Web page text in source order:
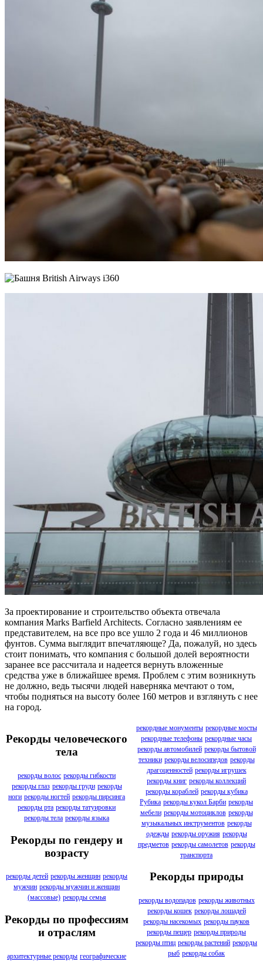
За проектирование и строительство объекта отвечала
компания Marks Barfield Architects. Согласно заявлениям ее
представителем, на все про все ушло 2 года и 46 миллионов
фунтов. Сумма выглядит впечатляюще? Да, пожалуй, но здесь
стоит понимать, что компания с большой долей вероятности
заранее все рассчитала и надеется вернуть вложенные
средства уже в ближайшее время. Проблем с этим возникнуть
не должно, ведь тысячи людей наверняка мечтают о том,
чтобы подняться на высоту более 160 метров и взглянуть с нее
на город.
Рекорды человеческого
тела
рекорды волос рекорды гибкости
рекорды глаз рекорды груди рекорды
ноги рекорды ногтей рекорды пирсинга
рекорды рта рекорды татуировки
рекорды тела рекорды языка
Рекорды по гендеру и
возрасту
рекорды детей рекорды женщин рекорды
мужчин рекорды мужчин и женщин
(массовые) рекорды семья
Рекорды по профессиям
и отраслям
архитектурные рекорды географические
рекордные монументы рекордные мосты
рекордные телефоны рекордные часы
рекорды автомобилей рекорды бытовой
техники рекорды велосипедов рекорды
драгоценностей рекорды игрушек
рекорды книг рекорды коллекций
рекорды кораблей рекорды кубика
Рубика рекорды кукол Барби рекорды
мебели рекорды мотоциклов рекорды
музыкальных инструментов рекорды
одежды рекорды оружия рекорды
предметов рекорды самолетов рекорды
транспорта
Рекорды природы
рекорды водопадов рекорды животных
рекорды кошек рекорды лошадей
рекорды насекомых рекорды пауков
рекорды пещер рекорды природы
рекорды птиц рекорды растений рекорды
рыб рекорды собак